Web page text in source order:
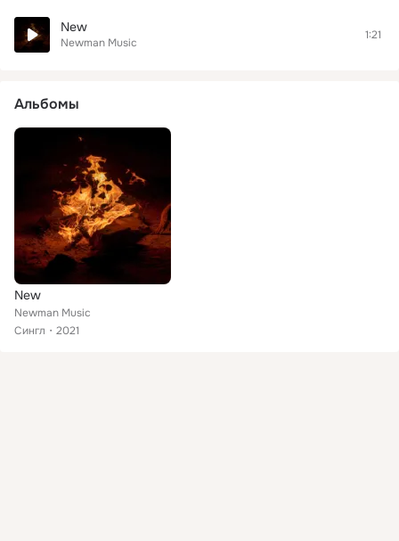
New
Newman Music
1:21
Альбомы
New
Newman Music
Сингл
2021